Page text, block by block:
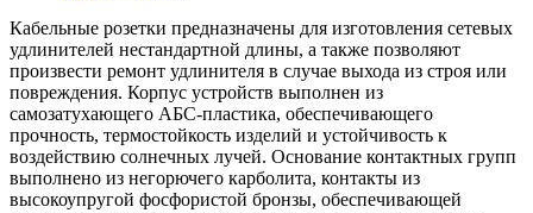
Кабельные розетки предназначены для изготовления сетевых
удлинителей нестандартной длины, а также позволяют
произвести ремонт удлинителя в случае выхода из строя или
повреждения. Корпус устройств выполнен из
самозатухающего АБС-пластика, обеспечивающего
прочность, термостойкость изделий и устойчивость к
воздействию солнечных лучей. Основание контактных групп
выполнено из негорючего карболита, контакты из
высокоупругой фосфористой бронзы, обеспечивающей